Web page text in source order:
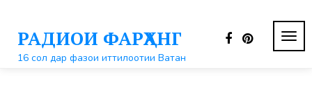
контентуРАДИОИ ФАРҲАНГ
16 сол дар фазои иттилоотии Ватан